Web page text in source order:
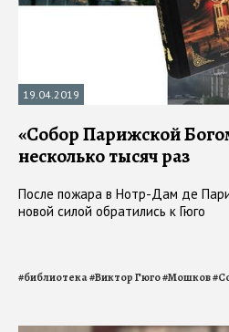
19.04.2019
«Собор Парижской
несколько тысяч раз
После пожара в Нотр-Дам де
новой силой обратились к Гюго
#библиотека#Виктор Гюго#Мошков#